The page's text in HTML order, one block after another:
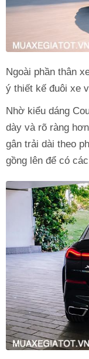
Ngoài phần thân
ý thiết kế đuôi xe
Nhờ kiểu dáng
dày và rõ ràng
gân trải dài theo
gồng lên để có